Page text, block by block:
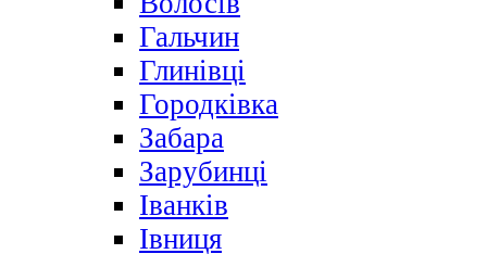
Гальчин
Глинівці
Городківка
Забара
Зарубинці
Іванків
Івниця